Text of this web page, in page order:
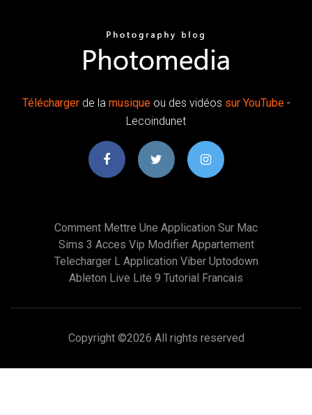
Téléchargerde la musiqueou des vidéos sur YouTube-
Lecoindunet
Comment Mettre Une Application Sur Mac
Sims 3 Acces Vip Modifier Appartement
Telecharger L Application Viber Uptodown
Ableton Live Lite 9 Tutorial Francais
Copyright ©2026 All rights reserved